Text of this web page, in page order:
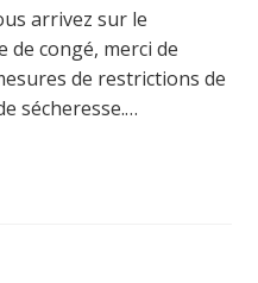
arrivez sur le
congé, merci de
de restrictions de
sécheresse.…